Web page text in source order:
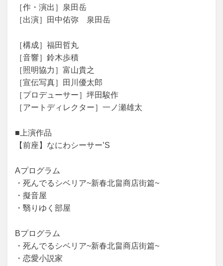
［作・演出］泉田岳
［出演］田中佑弥 泉田岳
［構成］福田哲丸
［音響］鈴木歩積
［照明協力］富山貴之
［宣伝写真］田川優太郎
［プロデューサー］坪田駿作
［アートディレクター］一ノ瀬雄太
■上演作品
【前座】なにわシーサー’S
Aプログラム
・死んでるシベリア~新春北畠商店街篇~
・擬音屋
・翳りゆく部屋
Bプログラム
・死んでるシベリア~新春北畠商店街篇~
・恋愛小説家